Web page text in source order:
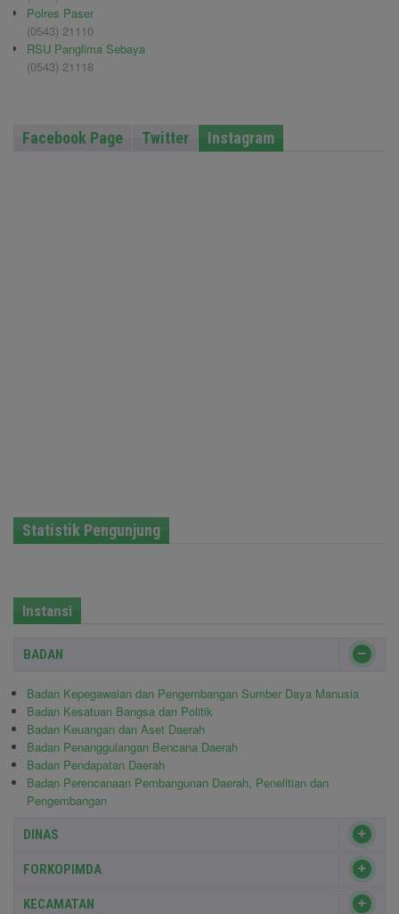
Polres Paser
(0543) 21110
RSU Panglima Sebaya
(0543) 21118
Facebook Page Twitter Instagram
Statistik Pengunjung
Instansi
BADAN
Badan Kepegawaian dan Pengembangan Sumber Daya Manusia
Badan Kesatuan Bangsa dan Politik
Badan Keuangan dan Aset Daerah
Badan Penanggulangan Bencana Daerah
Badan Pendapatan Daerah
Badan Perencanaan Pembangunan Daerah, Penelitian dan
Pengembangan
DINAS
FORKOPIMDA
KECAMATAN